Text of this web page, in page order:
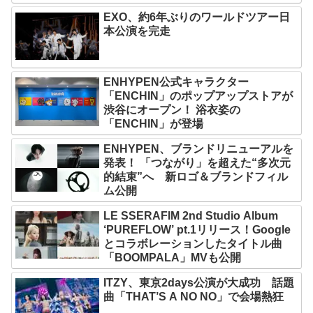
EXO、約6年ぶりのワールドツアー日
本公演を完走
ENHYPEN公式キャラクター
「ENCHIN」のポップアップストアが
渋谷にオープン！ 浴衣姿の
「ENCHIN」が登場
ENHYPEN、ブランドリニューアルを
発表！ 「つながり」を超えた“多次元
的結束”へ 新ロゴ＆ブランドフィル
ム公開
LE SSERAFIM 2nd Studio Album
‘PUREFLOW’ pt.1リリース！Google
とコラボレーションしたタイトル曲
「BOOMPALA」MVも公開
ITZY、東京2days公演が大成功 話題
曲「THAT’S A NO NO」で会場熱狂